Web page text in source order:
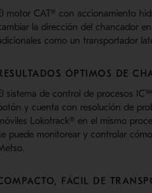
motor CAT® con accionamiento
la dirección del chancador
como un transportador
ÓPTIMOS DE
sistema de control de procesos
y cuenta con resolución de
Lokotrack® en el mismo
puede monitorear y controlar
FÁCIL DE